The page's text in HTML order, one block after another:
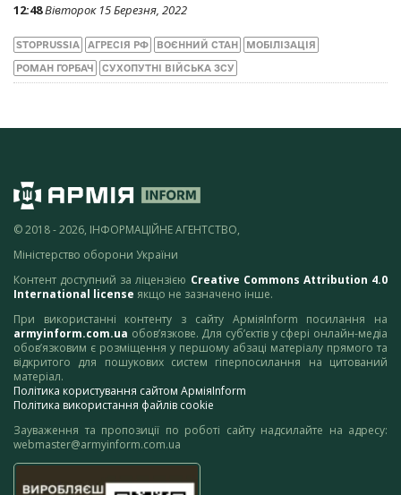
12:48Вівторок 15 Березня, 2022
STOPRUSSIA АГРЕСІЯ РФ ВОЄННИЙ СТАН МОБІЛІЗАЦІЯ
РОМАН ГОРБАЧ СУХОПУТНІ ВІЙСЬКА ЗСУ
© 2018 - 2026, ІНФОРМАЦІЙНЕ АГЕНТСТВО,
Міністерство оборони України
Контент доступний за ліцензією Creative Commons Attribution 4.0
International license якщо не зазначено інше.
При використанні контенту з сайту АрміяInform посилання на
armyinform.com.ua обов’язкове. Для суб’єктів у сфері онлайн-медіа
обов’язковим є розміщення у першому абзаці матеріалу прямого та
відкритого для пошукових систем гіперпосилання на цитований
матеріал.
Політика користування сайтом АрміяInform
Політика використання файлів cookie
Зауваження та пропозиції по роботі сайту надсилайте на адресу:
webmaster@armyinform.com.ua